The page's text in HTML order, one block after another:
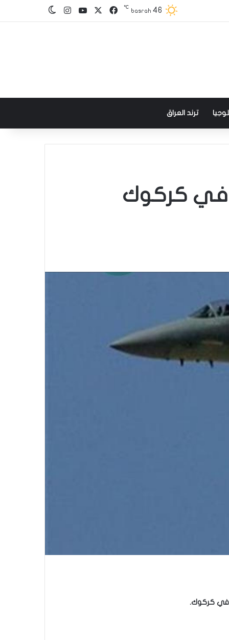
basrah 46
℃ فيسبوك‫YouTube
انستقرامالوضع المظلم
ترند العراق
في كركوك
في كركوك.